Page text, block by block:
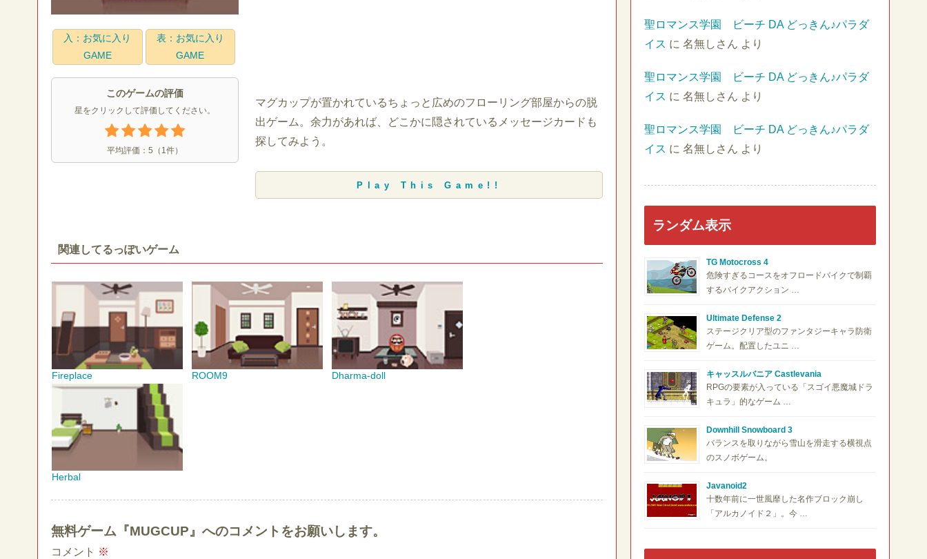
入：お気に入り
GAME
表：お気に入り
GAME
このゲームの評価
星をクリックして評価してください。
平均評価： 5 （ 1 件）
マグカップが置かれているちょっと広めのフローリング部屋からの脱
出ゲーム。余力があれば、どこかに隠されているメッセージカードも
探してみよう。
Play This Game!!
関連してるっぽいゲーム
Fireplace ROOM9 Dharma-doll
Herbal
無料ゲーム『MUGCUP』へのコメントをお願いします。
コメント ※
聖ロマンス学園 ビーチ DA どっきん♪パラダ
イス に 名無しさん より
聖ロマンス学園 ビーチ DA どっきん♪パラダ
イス に 名無しさん より
聖ロマンス学園 ビーチ DA どっきん♪パラダ
イス に 名無しさん より
ランダム表示
TG Motocross 4
危険すぎるコースをオフロードバイクで制覇
するバイクアクション …
Ultimate Defense 2
ステージクリア型のファンタジーキャラ防衛
ゲーム。配置したユニ …
キャッスルバニア Castlevania
RPGの要素が入っている「スゴイ悪魔城ドラ
キュラ」的なゲーム …
Downhill Snowboard 3
バランスを取りながら雪山を滑走する横視点
のスノボゲーム。
Javanoid2
十数年前に一世風靡した名作ブロック崩し
「アルカノイド２」。今 …